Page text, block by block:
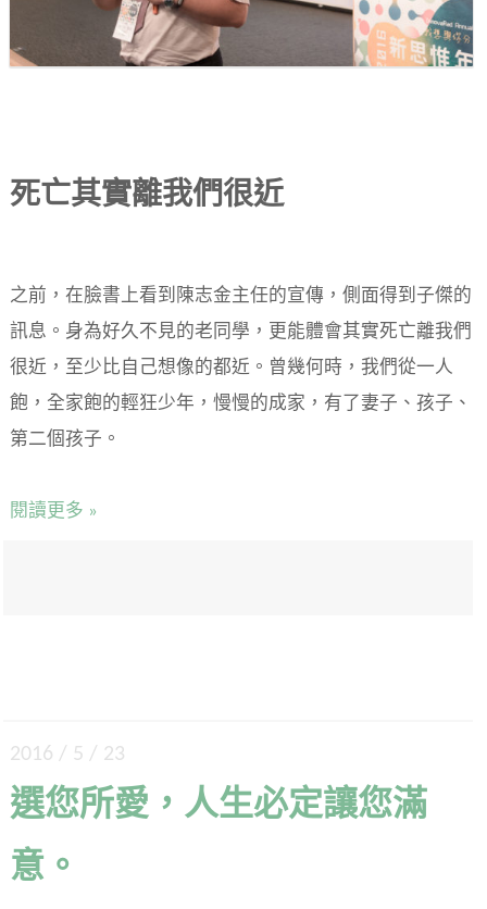
死亡其實離我們很近
之前，在臉書上看到陳志金主任的宣傳，側面得到子傑的
訊息。身為好久不見的老同學，更能體會其實死亡離我們
很近，至少比自己想像的都近。曾幾何時，我們從一人
飽，全家飽的輕狂少年，慢慢的成家，有了妻子、孩子、
第二個孩子。
閱讀更多 »
2016 / 5 / 23
選您所愛，人生必定讓您滿
意。